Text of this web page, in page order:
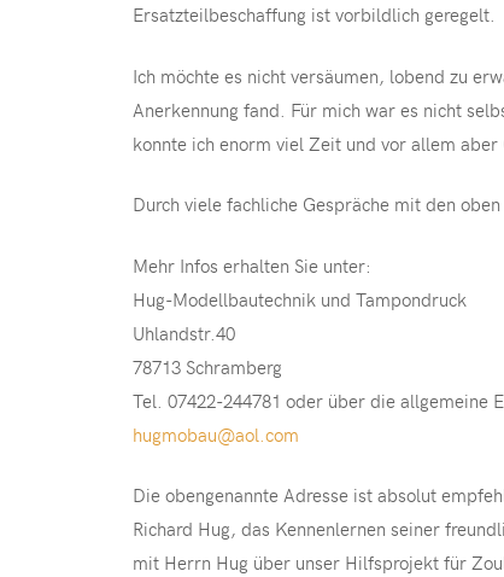
Ersatzteilbeschaffung ist vorbildlich geregelt.
Ich möchte es nicht versäumen, lobend zu
Anerkennung fand. Für mich war es nicht
konnte ich enorm viel Zeit und vor allem
Durch viele fachliche Gespräche mit den
Mehr Infos erhalten Sie unter:
Hug-Modellbautechnik und Tampondruck
Uhlandstr.40
78713 Schramberg
Tel. 07422-244781 oder über die allgemeine
hugmobau@aol.com
Die obengenannte Adresse ist absolut
Richard Hug, das Kennenlernen seiner
mit Herrn Hug über unser Hilfsprojekt für